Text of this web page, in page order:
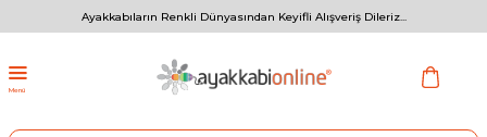
Ayakkabıların Renkli Dünyasından Keyifli Alışveriş Dileriz...
Menü